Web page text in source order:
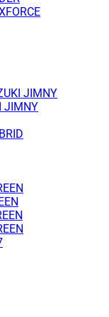
JIMNY
JIMNY